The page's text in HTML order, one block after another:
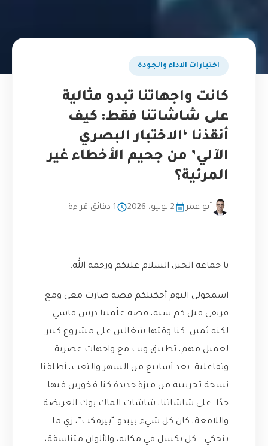
اختبارات الاداء والجودة
كانت واجهاتنا تبدو مثالية
على شاشاتنا فقط: كيف
أنقذنا ‘الاختبار البصري
الآلي’ من جحيم الأخطاء غير
المرئية؟
أبو عمر 2 يونيو، 2026 1 دقائق قراءة
يا جماعة الخير، السلام عليكم ورحمة الله.
اسمحولي اليوم أحكيلكم قصة صارت معي ومع
فريقي قبل كم سنة، قصة علّمتنا درس قاسي
لكنه ثمين. كنا وقتها شغالين على مشروع كبير
لعميل مهم، تطبيق ويب مع واجهات عصرية
وتفاعلية. بعد أسابيع من السهر والتعب، أطلقنا
نسخة تجريبية من ميزة جديدة كنا فخورين فيها
جدًا. على شاشاتنا، شاشات الماك بوك العريضة
واللامعة، كان كل شيء بيبدو “بيرفكت”، زي ما
بنحكي… كل بكسل في مكانه، والألوان متناسقة،